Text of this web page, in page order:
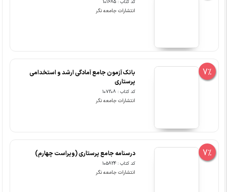
کد کتاب : 101685
انتشارات جامعه نگر
7%
بانک آزمون جامع آمادگی ارشد و استخدامی
پرستاری
کد کتاب : 107208
انتشارات جامعه نگر
7% درسنامه جامع پرستاری (ویراست چهارم)
کد کتاب : 105824
انتشارات جامعه نگر